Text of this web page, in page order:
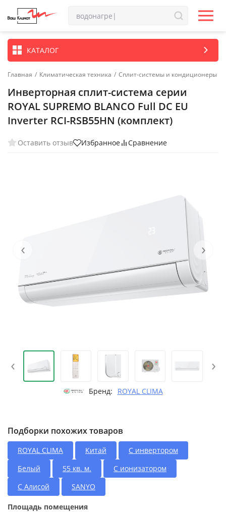
КАТАЛОГ
Главная / Климатическая техника / Сплит-системы и кондиционеры
Инверторная сплит-система серии
ROYAL SUPREMO BLANCO Full DC EU
Inverter RCI-RSB55HN (комплект)
Оставить отзыв Избранное Сравнение
‹ ›
‹ ›
Бренд: ROYAL CLIMA
Подборки похожих товаров
ROYAL CLIMA Китай
С инвертором
Белый
55 кв. м.
С ионизатором
С Алисой
SANYO
Площадь помещения